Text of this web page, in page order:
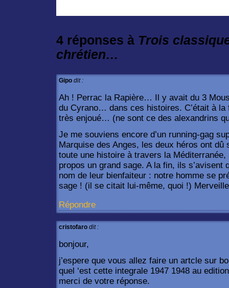
4 réponses à Trois
chrétien…
Gipo dit :
Ah ! Perrac la Rapière… Il y avait du 3
du Cyrano… dans ces histoires. C’était à
très enjoué… (ne sont ce des alexandrins
Je me souviens encore d’un running-gag
Marquise des Anges, les deux héros ont dû
toute une histoire à travers la
propos un grand sage. A la fin, ils s’avisent
nom de leur bienfaiteur : notre homme se
sage ! (il se citait lui-même, quoi !)
Répondre
cristofaro dit :
bonjour,
j’espere que vous allez faire un artcle sur
quel ‘est cette integrale 1947 1948 au
merci de votre réponse.